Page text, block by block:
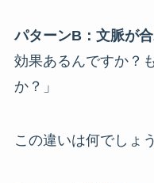
パターンB：文脈が
効果あるんですか？
か？」
この違いは何でしょ